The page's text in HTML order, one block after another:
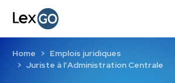
Home
Emplois juridiques
Juriste à l'Administration Centrale